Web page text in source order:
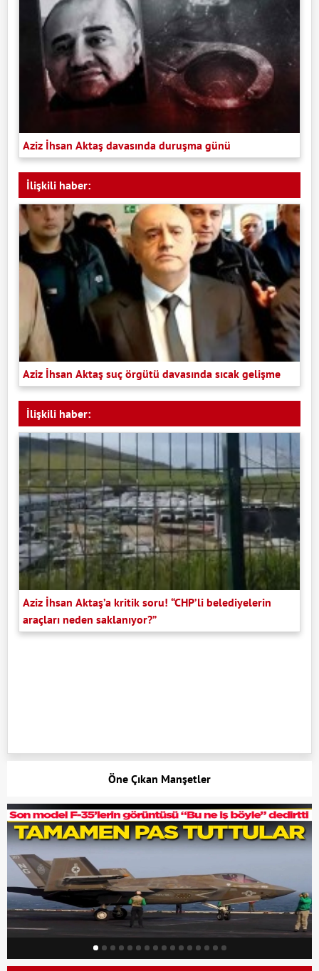
Aziz İhsan Aktaş davasında duruşma günü
İlişkili haber:
Aziz İhsan Aktaş suç örgütü davasında sıcak gelişme
İlişkili haber:
Aziz İhsan Aktaş’a kritik soru! “CHP’li belediyelerin
araçları neden saklanıyor?”
Öne Çıkan Manşetler